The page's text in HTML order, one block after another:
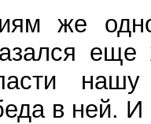
же
в ней.